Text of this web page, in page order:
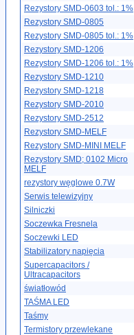
Rezystory SMD-0603 tol.: 1%
Rezystory SMD-0805
Rezystory SMD-0805 tol.: 1%
Rezystory SMD-1206
Rezystory SMD-1206 tol.: 1%
Rezystory SMD-1210
Rezystory SMD-1218
Rezystory SMD-2010
Rezystory SMD-2512
Rezystory SMD-MELF
Rezystory SMD-MINI MELF
Rezystory SMD; 0102 Micro
MELF
rezystory węglowe 0.7W
Serwis telewizyjny
Silniczki
Soczewka Fresnela
Soczewki LED
Stabilizatory napięcia
Supercapacitors /
Ultracapacitors
światłowód
TAŚMA LED
Taśmy
Termistory przewlekane